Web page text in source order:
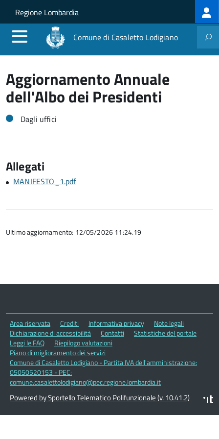
Salta al contenuto principale
Skip to site navigation
Regione Lombardia
Comune di Casaletto Lodigiano
Aggiornamento Annuale
dell'Albo dei Presidenti
Dagli uffici
Allegati
MANIFESTO_1.pdf
Ultimo aggiornamento: 12/05/2026 11:24.19
Area riservata Crediti Informativa privacy
Note legali
Dichiarazione di accessibilità
Contatti
Statistiche del portale
Leggi le FAQ
Riepilogo valutazioni
Piano di miglioramento dei servizi
Comune di Casaletto Lodigiano - Partita IVA dell'amministrazione:
05050520153 - PEC:
comune.casalettolodigiano@pec.regione.lombardia.it
Powered by Sportello Telematico Polifunzionale (v. 10.41.2)